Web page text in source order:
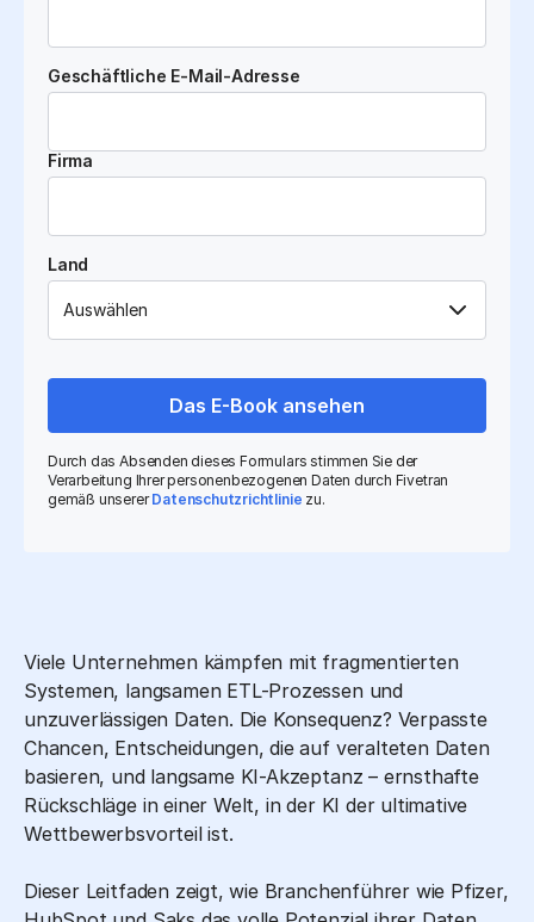
Geschäftliche E-Mail-Adresse
Firma
Land
Das E-Book ansehen
Durch das Absenden dieses Formulars stimmen Sie der
Verarbeitung Ihrer personenbezogenen Daten durch Fivetran
gemäß unsererDatenschutzrichtlinie zu.
Viele Unternehmen kämpfen mit fragmentierten
Systemen, langsamen ETL-Prozessen und
unzuverlässigen Daten. Die Konsequenz? Verpasste
Chancen, Entscheidungen, die auf veralteten Daten
basieren, und langsame KI-Akzeptanz – ernsthafte
Rückschläge in einer Welt, in der KI der ultimative
Wettbewerbsvorteil ist.
Dieser Leitfaden zeigt, wie Branchenführer wie Pfizer,